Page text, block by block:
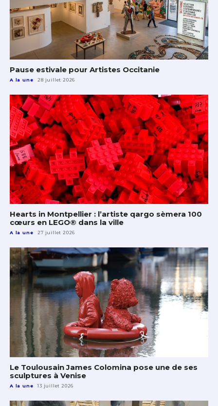
Pause estivale pour Artistes Occitanie
A la une 28 juillet 2026
Hearts in Montpellier : l’artiste qargo sèmera 100
cœurs en LEGO® dans la ville
A la une 27 juillet 2026
Le Toulousain James Colomina pose une de ses
sculptures à Venise
A la une 13 juillet 2026